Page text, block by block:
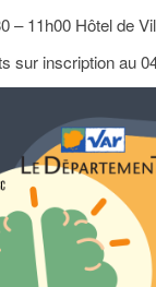
– 11h00 Hôtel de
sur inscription au